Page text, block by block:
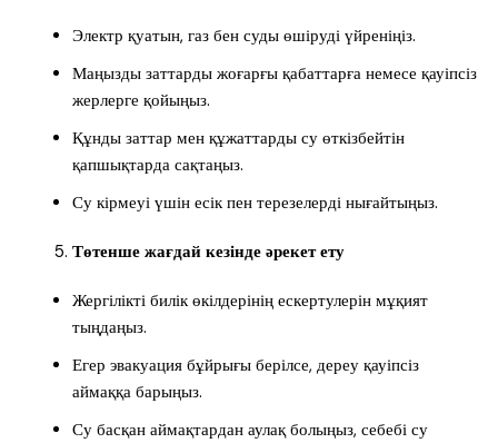
Электр қуатын, газ бен суды өшіруді үйреніңіз.
Маңызды заттарды жоғарғы қабаттарға немесе қауіпсіз
жерлерге қойыңыз.
Құнды заттар мен құжаттарды су өткізбейтін
қапшықтарда сақтаңыз.
Су кірмеуі үшін есік пен терезелерді нығайтыңыз.
Төтенше жағдай кезінде әрекет ету
Жергілікті билік өкілдерінің ескертулерін мұқият
тыңдаңыз.
Егер эвакуация бұйрығы берілсе, дереу қауіпсіз
аймаққа барыңыз.
Су басқан аймақтардан аулақ болыңыз, себебі су